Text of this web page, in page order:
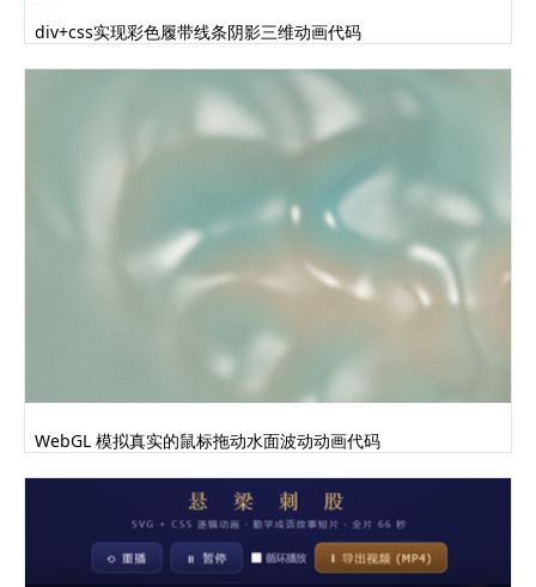
div+css实现彩色履带线条阴影三维动画代码
WebGL 模拟真实的鼠标拖动水面波动动画代码